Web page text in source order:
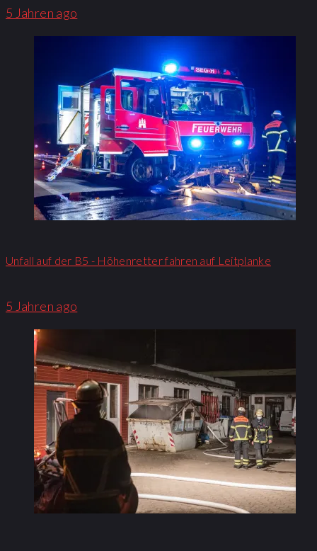
5 Jahren ago
Unfall auf der B5 - Höhenretter fahren auf Leitplanke
5 Jahren ago